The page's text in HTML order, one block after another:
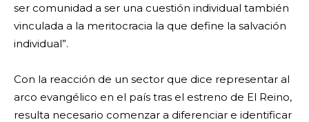
ser comunidad a ser una cuestión individual también
vinculada a la meritocracia la que define la salvación
individual”.
Con la reacción de un sector que dice representar al
arco evangélico en el país tras el estreno de El Reino,
resulta necesario comenzar a diferenciar e identificar